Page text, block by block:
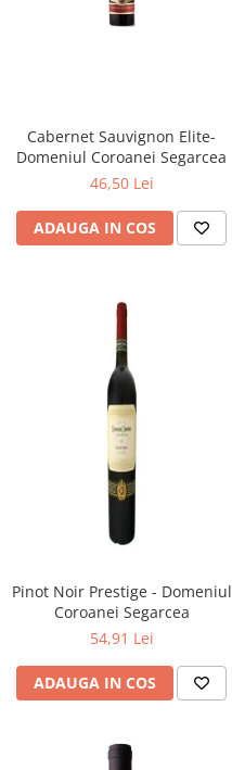
Cabernet Sauvignon Elite-
Domeniul Coroanei Segarcea
46,50 Lei
ADAUGA IN COS
Pinot Noir Prestige - Domeniul
Coroanei Segarcea
54,91 Lei
ADAUGA IN COS